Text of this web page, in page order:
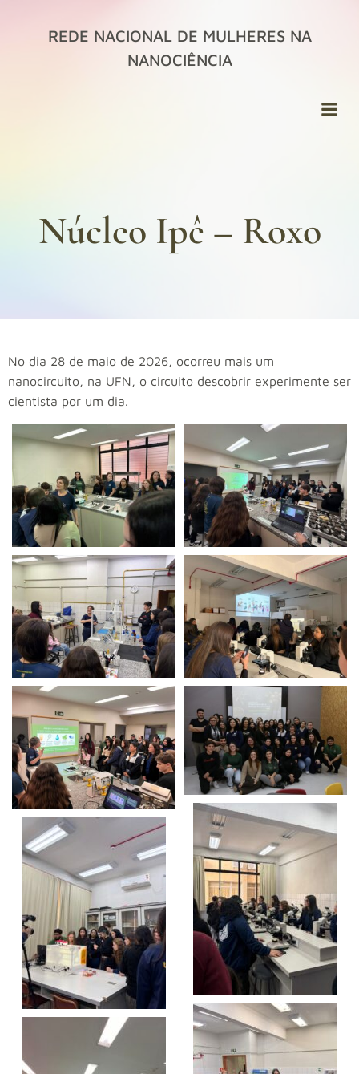
para
conteúdo
REDE NACIONAL DE MULHERES NA
NANOCIÊNCIA
Núcleo Ipê – Roxo
No dia 28 de maio de 2026, ocorreu mais um
nanocircuito, na UFN, o circuito descobrir experimente ser
cientista por um dia.